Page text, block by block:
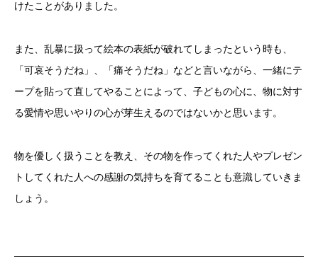
けたことがありました。
また、乱暴に扱って絵本の表紙が破れてしまったという時も、
「可哀そうだね」、「痛そうだね」などと言いながら、一緒にテ
ープを貼って直してやることによって、子どもの心に、物に対す
る愛情や思いやりの心が芽生えるのではないかと思います。
物を優しく扱うことを教え、その物を作ってくれた人やプレゼン
トしてくれた人への感謝の気持ちを育てることも意識していきま
しょう。